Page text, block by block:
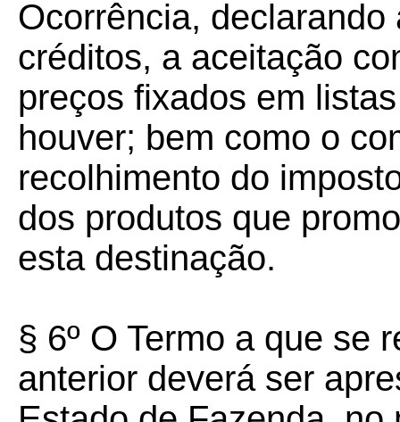
Ocorrência,
créditos, a aceitação
preços fixados em
houver; bem como o
recolhimento do
dos produtos que
esta destinação.
§ 6º O Termo a que se
anterior deverá ser